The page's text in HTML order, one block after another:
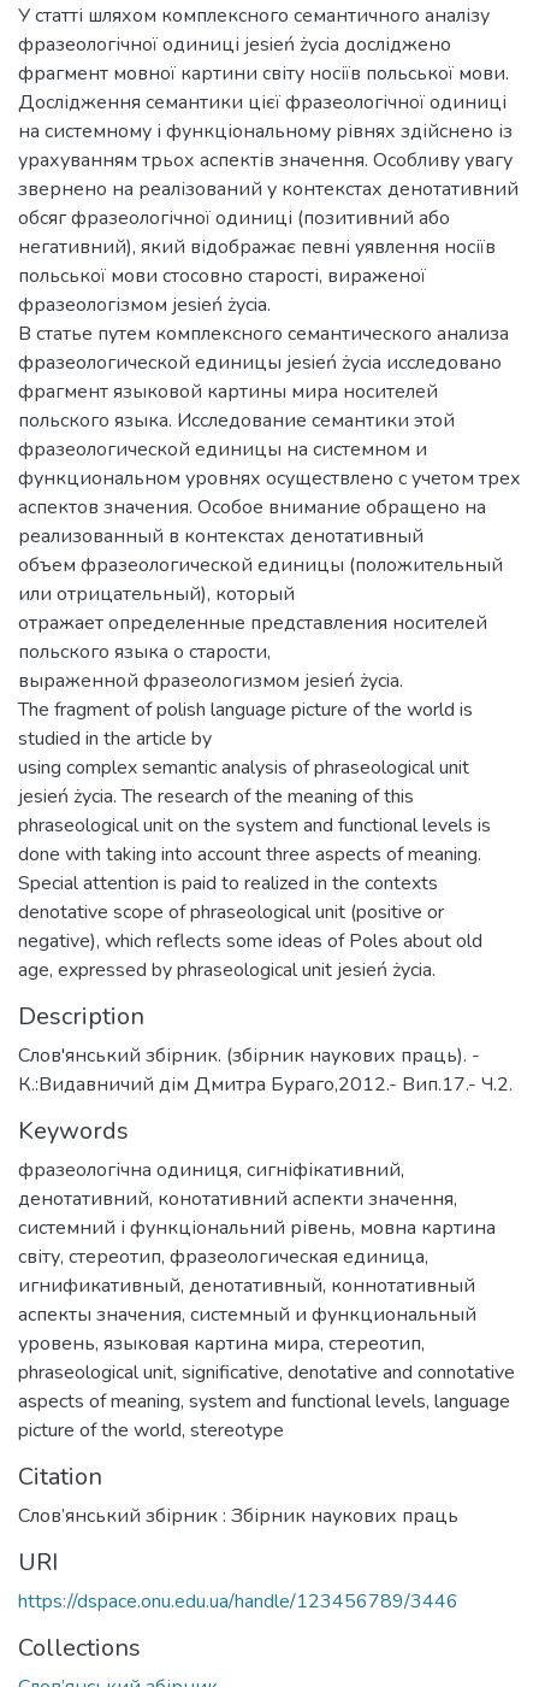
У статті шляхом комплексного семантичного аналізу
фразеологічної одиниці jesień życia досліджено
фрагмент мовної картини світу носіїв польської мови.
Дослідження семантики цієї фразеологічної одиниці
на системному і функціональному рівнях здійснено із
урахуванням трьох аспектів значення. Особливу увагу
звернено на реалізований у контекстах денотативний
обсяг фразеологічної одиниці (позитивний або
негативний), який відображає певні уявлення носіїв
польської мови стосовно старості, вираженої
фразеологізмом jesień życia.
В статье путем комплексного семантического анализа
фразеологической единицы jesień życia исследовано
фрагмент языковой картины мира носителей
польского языка. Исследование семантики этой
фразеологической единицы на системном и
функциональном уровнях осуществлено с учетом трех
аспектов значения. Особое внимание обращено на
реализованный в контекстах денотативный
объем фразеологической единицы (положительный
или отрицательный), который
отражает определенные представления носителей
польского языка о старости,
выраженной фразеологизмом jesień życia.
The fragment of polish language picture of the world is
studied in the article by
using complex semantic analysis of phraseological unit
jesień życia. The research of the meaning of this
phraseological unit on the system and functional levels is
done with taking into account three aspects of meaning.
Special attention is paid to realized in the contexts
denotative scope of phraseological unit (positive or
negative), which reflects some ideas of Poles about old
age, expressed by phraseological unit jesień życia.
Description
Слов'янський збірник. (збірник наукових праць). -
К.:Видавничий дім Дмитра Бураго,2012.- Вип.17.- Ч.2.
Keywords
фразеологічна одиниця, сигніфікативний,
денотативний, конотативний аспекти значення,
системний і функціональний рівень, мовна картина
світу, стереотип, фразеологическая единица,
игнификативный, денотативный, коннотативный
аспекты значения, системный и функциональный
уровень, языковая картина мира, стереотип,
phraseological unit, significative, denotative and connotative
aspects of meaning, system and functional levels, language
picture of the world, stereotype
Citation
Слов’янський збірник : Збірник наукових праць
URI
https://dspace.onu.edu.ua/handle/123456789/3446
Collections